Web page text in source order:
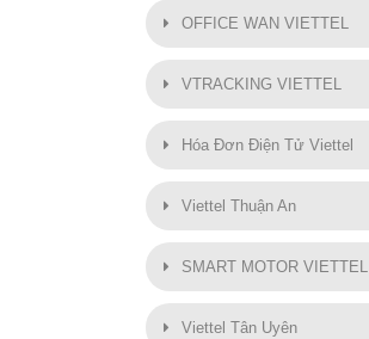
OFFICE WAN VIETTEL
VTRACKING VIETTEL
Hóa Đơn Điện Tử Viettel
Viettel Thuận An
SMART MOTOR VIETTEL
Viettel Tân Uyên